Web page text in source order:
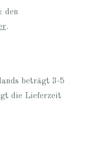
den
.
beträgt 3-5
die Lieferzeit